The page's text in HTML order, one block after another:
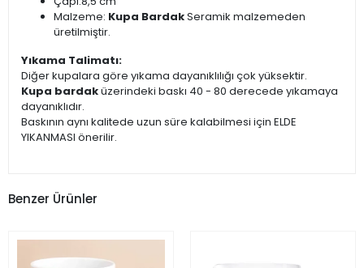
Malzeme: Kupa BardakSeramik malzemeden
üretilmiştir.
Yıkama Talimatı:
Diğer kupalara göre yıkama dayanıklılığı çok yüksektir.
Kupa bardaküzerindeki baskı 40 - 80 derecede yıkamaya
dayanıklıdır.
Baskının aynı kalitede uzun süre kalabilmesi için ELDE
YIKANMASI önerilir.
Benzer Ürünler